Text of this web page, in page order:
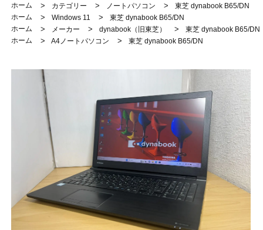
ホーム
> カテゴリー > ノートパソコン >
東芝 dynabook B65/DN
ホーム
> Windows 11 >
東芝 dynabook B65/DN
ホーム
> メーカー > dynabook（旧東芝） >
東芝 dynabook B65/DN
ホーム
> A4ノートパソコン > 東芝 dynabook B65/DN